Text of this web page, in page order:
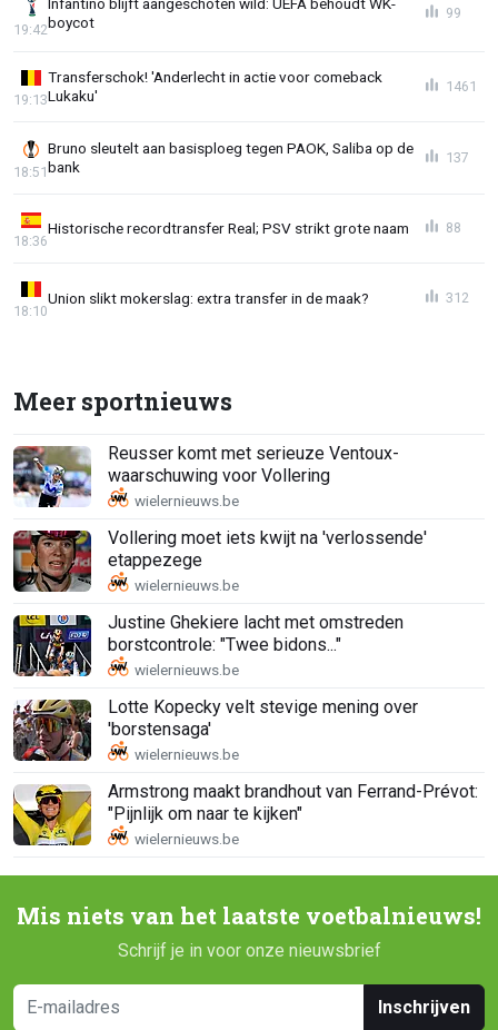
boycot
19:42
99
Transferschok! 'Anderlecht in actie voor comeback
Lukaku'
19:13
1461
Bruno sleutelt aan basisploeg tegen PAOK, Saliba op de
bank
18:51
137
Historische recordtransfer Real; PSV strikt grote naam
18:36
88
Union slikt mokerslag: extra transfer in de maak?
18:10
312
Meer sportnieuws
Reusser komt met serieuze Ventoux-
waarschuwing voor Vollering
Vollering moet iets kwijt na 'verlossende'
etappezege
Justine Ghekiere lacht met omstreden
borstcontrole: "Twee bidons..."
Lotte Kopecky velt stevige mening over
'borstensaga'
Armstrong maakt brandhout van Ferrand-Prévot:
"Pijnlijk om naar te kijken"
Mis niets van het laatste voetbalnieuws!
Schrijf je in voor onze nieuwsbrief
Inschrijven